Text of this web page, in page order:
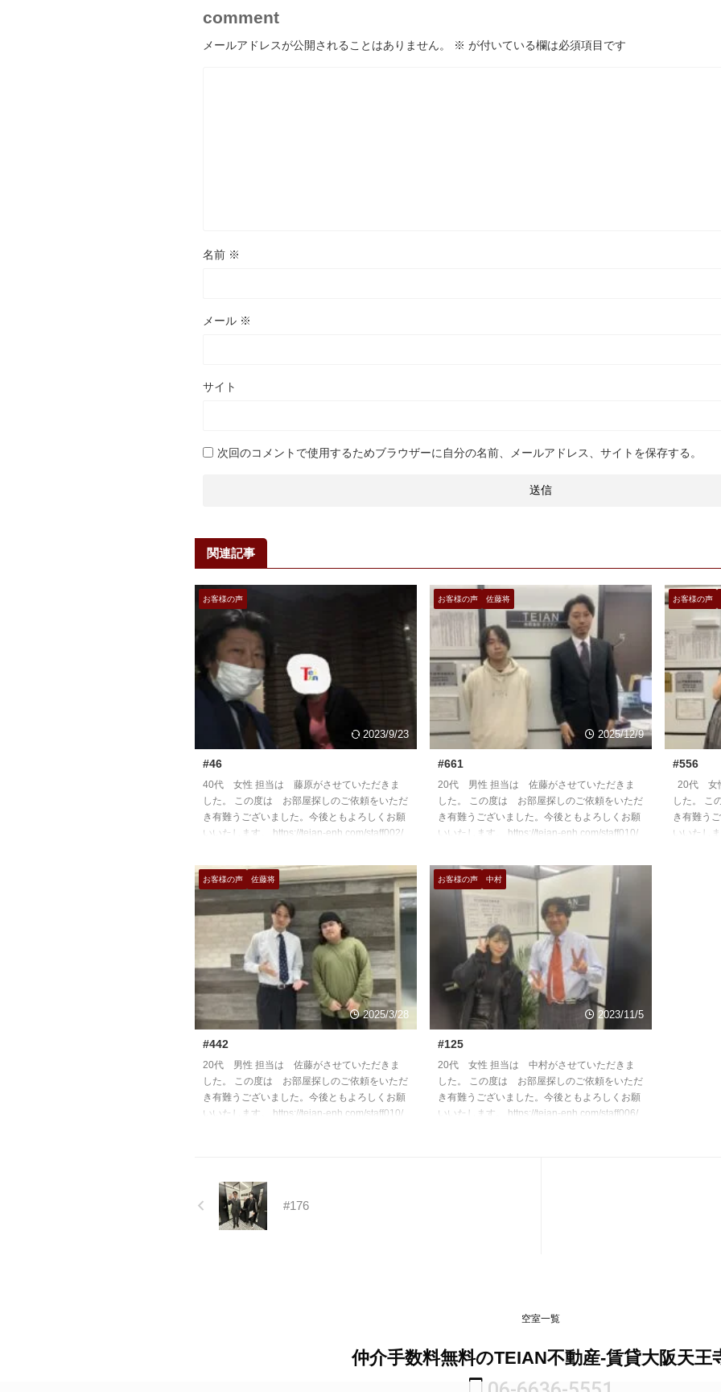
comment
メールアドレスが公開されることはありません。 ※ が付いている欄は必須項目です
名前 ※
メール ※
サイト
次回のコメントで使用するためブラウザーに自分の名前、メールアドレス、サイトを保存する。
関連記事
お客様の声
2023/9/23
#46
40代 女性 担当は 藤原がさせていただきま
した。 この度は お部屋探しのご依頼をいただ
き有難うございました。今後ともよろしくお願
いいたします。 https://teian-enh.com/staff002/
お客様の声 佐藤将
2025/12/9
#661
20代 男性 担当は 佐藤がさせていただきま
した。 この度は お部屋探しのご依頼をいただ
き有難うございました。今後ともよろしくお願
いいたします。 https://teian-enh.com/staff010/
お客様の声
#556
20代 女
した。 こ
き有難う
いいたし
お客様の声 佐藤将
2025/3/28
#442
20代 男性 担当は 佐藤がさせていただきま
した。 この度は お部屋探しのご依頼をいただ
き有難うございました。今後ともよろしくお願
いいたします。 https://teian-enh.com/staff010/
お客様の声 中村
2023/11/5
#125
20代 女性 担当は 中村がさせていただきま
した。 この度は お部屋探しのご依頼をいただ
き有難うございました。今後ともよろしくお願
いいたします。 https://teian-enh.com/staff006/
#176
空室一覧
仲介手数料無料のTEIAN不動産-賃貸大阪天王